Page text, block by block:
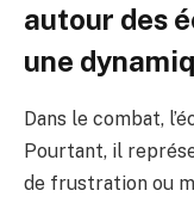
autour des
une
Dans le combat,
Pourtant, il
de frustration ou